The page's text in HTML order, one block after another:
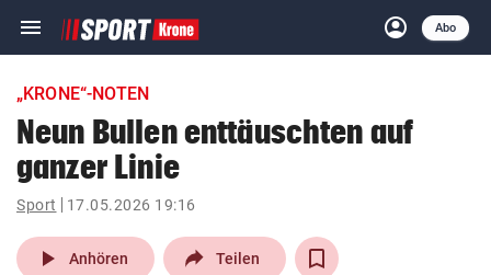
menu Navigation
ein-/ausklappen
account_circle
Anmelden
Abo
close Schließen
account_circle Anmelden
pin_drop
Wien arrow_right
„KRONE“-NOTEN
Neun Bullen enttäuschten auf
ganzer Linie
Sport 17.05.2026 19:16
play_arrow Anhören Teilen